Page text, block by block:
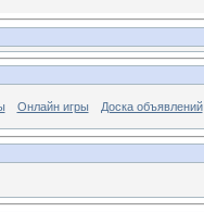
Онлайн игры Доска объявлений